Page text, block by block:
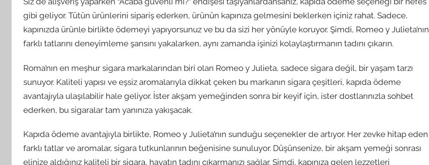
gibi geliyor. Tütün ürünlerini sipariş ederken, ürünün kapınıza gelmesini beklerken içiniz rahat. Sadece,
kapınızda ürünle birlikte ödemeyi yapıyorsunuz ve bu da sizi her yönüyle koruyor. Şimdi, Romeo y Julieta’nın
farklı tatlarını deneyimleme şansını yakalarken, aynı zamanda işinizi kolaylaştırmanın tadını çıkarın.
Roma’nın en meşhur sigara markalarından biri olan Romeo y Julieta, sadece sigara değil, bir yaşam tarzı
sunuyor. Kaliteli yapısı ve eşsiz aromalarıyla dikkat çeken bu markanın sigara çeşitleri, kapıda ödeme
avantajıyla ulaşılabilir hale geliyor. İster akşam yemeğinden sonra bir keyif için, ister dostlarınızla sohbet
ederken, bu sigaralar tam yanınıza yakışacak.
Kapıda ödeme avantajıyla birlikte, Romeo y Julieta’nın sunduğu seçenekler de artıyor. Her zevke hitap eden
farklı tatlar ve aromalar, sigara tutkunlarının beğenisine sunuluyor. Düşünsenize, bir akşam yemeği sonrası
elinize aldığınız kaliteli bir sigara, hayatın tadını çıkarmanızı sağlar. Şimdi, kapınıza gelen lezzetleri